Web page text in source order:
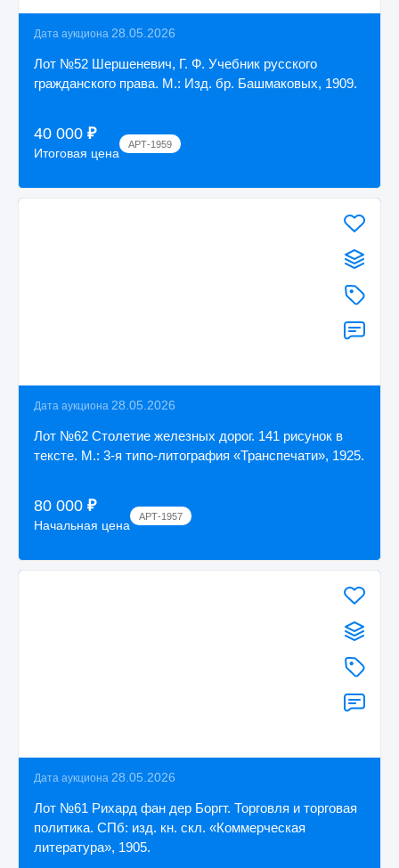
Дата аукциона 28.05.2026
Лот №52 Шершеневич, Г. Ф. Учебник русского
гражданского права. М.: Изд. бр. Башмаковых, 1909.
40 000 ₽
Итоговая цена
АРТ-1959
Дата аукциона 28.05.2026
Лот №62 Столетие железных дорог. 141 рисунок в
тексте. М.: 3-я типо-литография «Транспечати», 1925.
80 000 ₽
Начальная цена
АРТ-1957
Дата аукциона 28.05.2026
Лот №61 Рихард фан дер Боргт. Торговля и торговая
политика. СПб: изд. кн. скл. «Коммерческая
литература», 1905.